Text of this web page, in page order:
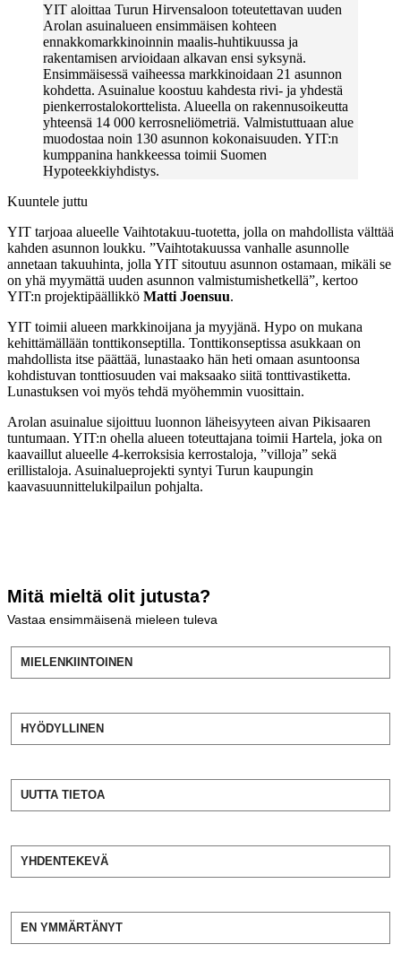
YIT aloittaa Turun Hirvensaloon toteutettavan uuden
Arolan asuinalueen ensimmäisen kohteen
ennakkomarkkinoinnin maalis-huhtikuussa ja
rakentamisen arvioidaan alkavan ensi syksynä.
Ensimmäisessä vaiheessa markkinoidaan 21 asunnon
kohdetta. Asuinalue koostuu kahdesta rivi- ja yhdestä
pienkerrostalokorttelista. Alueella on rakennusoikeutta
yhteensä 14 000 kerrosneliömetriä. Valmistuttuaan alue
muodostaa noin 130 asunnon kokonaisuuden. YIT:n
kumppanina hankkeessa toimii Suomen
Hypoteekkiyhdistys.
Kuuntele juttu
YIT tarjoaa alueelle Vaihtotakuu-tuotetta, jolla on mahdollista välttää
kahden asunnon loukku. ”Vaihtotakuussa vanhalle asunnolle
annetaan takuuhinta, jolla YIT sitoutuu asunnon ostamaan, mikäli se
on yhä myymättä uuden asunnon valmistumishetkellä”, kertoo
YIT:n projektipäällikkö Matti Joensuu.
YIT toimii alueen markkinoijana ja myyjänä. Hypo on mukana
kehittämällään tonttikonseptilla. Tonttikonseptissa asukkaan on
mahdollista itse päättää, lunastaako hän heti omaan asuntoonsa
kohdistuvan tonttiosuuden vai maksaako siitä tonttivastiketta.
Lunastuksen voi myös tehdä myöhemmin vuosittain.
Arolan asuinalue sijoittuu luonnon läheisyyteen aivan Pikisaaren
tuntumaan. YIT:n ohella alueen toteuttajana toimii Hartela, joka on
kaavaillut alueelle 4-kerroksisia kerrostaloja, ”villoja” sekä
erillistaloja. Asuinalueprojekti syntyi Turun kaupungin
kaavasuunnittelukilpailun pohjalta.
Mitä mieltä olit jutusta?
Vastaa ensimmäisenä mieleen tuleva
MIELENKIINTOINEN
HYÖDYLLINEN
UUTTA TIETOA
YHDENTEKEVÄ
EN YMMÄRTÄNYT